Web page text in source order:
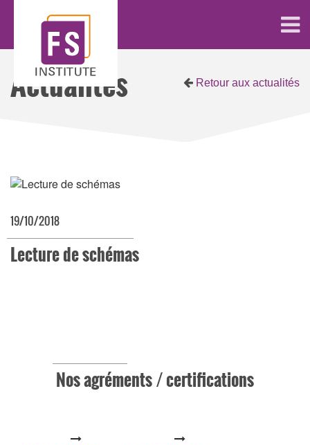
Actualités Retour aux actualités
19/10/2018
Lecture de schémas
Nos agréments / certifications